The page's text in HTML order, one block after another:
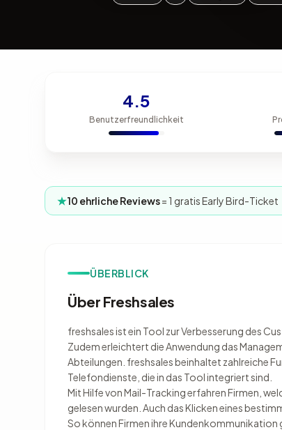
4.5
Benutzerfreundlichkeit
10 ehrliche Reviews= 1 gratis Early Bird-Ticket
ÜBERBLICK
Über Freshsales
freshsales ist ein Tool zur Verbesserung des
Zudem erleichtert die Anwendung das
Abteilungen. freshsales beinhaltet zahlreiche
Telefondienste, die in das Tool integriert sind.
Mit Hilfe von Mail-Tracking erfahren Firmen,
gelesen wurden. Auch das Klicken eines
So können Firmen ihre Kundenkommunikation